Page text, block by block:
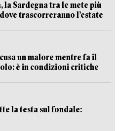
la Sardegna tra le mete più
trascorreranno l’estate
un malore mentre fa il
è in condizioni critiche
la testa sul fondale: